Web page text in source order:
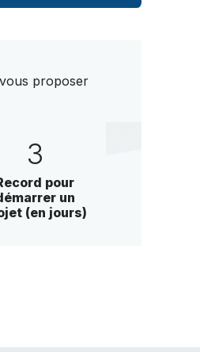
proposer
3
pour
un
(en jours)